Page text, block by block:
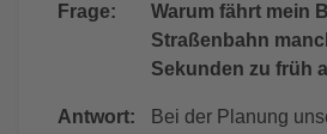
Frage:
Warum fährt mein
Straßenbahn
Sekunden zu früh
Antwort:
Bei der Planung